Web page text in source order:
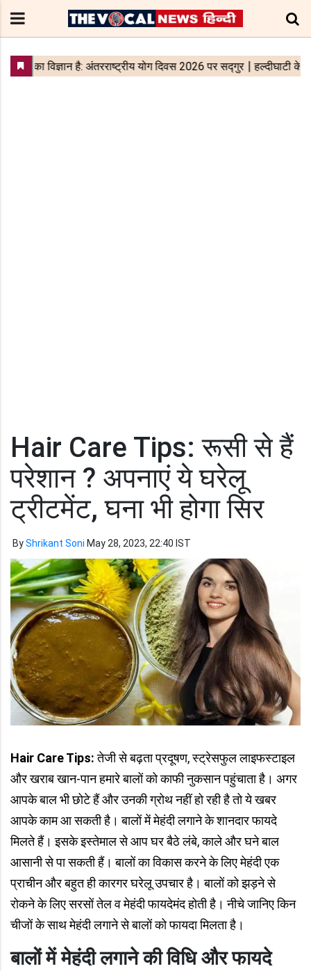
Hair Care Tips: रूसी से हैं
परेशान ? अपनाएं ये घरेलू
ट्रीटमेंट, घना भी होगा सिर
ByShrikant Soni May 28, 2023, 22:40 IST
Hair Care Tips:तेजी से बढ़ता प्रदूषण, स्‍ट्रेसफुल लाइफस्‍टाइल
और खराब खान-पान हमारे बालों को काफी नुकसान पहुंचाता है। अगर
आपके बाल भी छोटे हैं और उनकी ग्रोथ नहीं हो रही है तो ये खबर
आपके काम आ सकती है। बालों में मेहंदी लगाने के शानदार फायदे
मिलते हैं। इसके इस्तेमाल से आप घर बैठे लंबे, काले और घने बाल
आसानी से पा सकती हैं। बालों का विकास करने के लिए मेहंदी एक
प्राचीन और बहुत ही कारगर घरेलू उपचार है। बालों को झड़ने से
रोकने के लिए सरसों तेल व मेहंदी फायदेमंद होती है। नीचे जानिए किन
चीजों के साथ मेहंदी लगाने से बालों को फायदा मिलता है।
बालों में मेहंदी लगाने की विधि और फायदे